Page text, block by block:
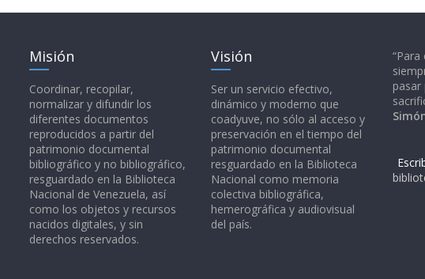
Misión
Coordinar, recopilar,
normalizar y difundir los
diferentes documentos
reproducidos a partir del
patrimonio documental
bibliográfico y no bibliográfico,
resguardado en la Biblioteca
Nacional de Venezuela, así
como los objetos y recursos
nacidos digitales, y sin
derechos reservados.
Visión
Ser un servicio efectivo,
dinámico y moderno que
coadyuve, no sólo al acceso y
preservación en el tiempo del
patrimonio documental
resguardado en la Biblioteca
Nacional como memoria
colectiva bibliográfica,
hemerográfica y audiovisual
del país.
pasar